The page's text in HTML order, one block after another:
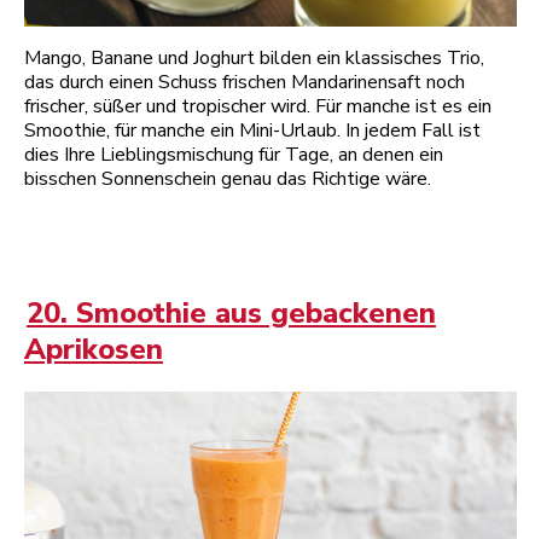
Mango, Banane und Joghurt bilden ein klassisches Trio,
das durch einen Schuss frischen Mandarinensaft noch
frischer, süßer und tropischer wird. Für manche ist es ein
Smoothie, für manche ein Mini-Urlaub. In jedem Fall ist
dies Ihre Lieblingsmischung für Tage, an denen ein
bisschen Sonnenschein genau das Richtige wäre.
20. Smoothie aus gebackenen
Aprikosen